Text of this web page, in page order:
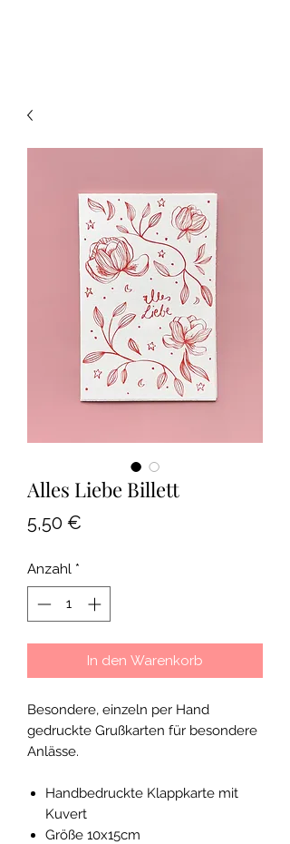
Alles Liebe Billett
5,50 €
Anzahl *
In den Warenkorb
Besondere, einzeln per Hand
gedruckte Grußkarten für besondere
Anlässe.
Handbedruckte Klappkarte mit
Kuvert
Größe 10x15cm